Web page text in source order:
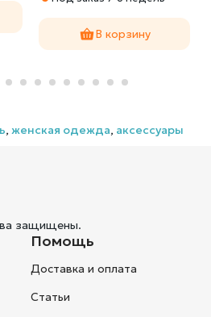
В корзину
, женская одежда, аксессуары
защищены.
Помощь
Доставка и оплата
Статьи